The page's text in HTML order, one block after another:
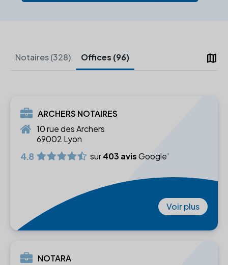
map
Notaires (328) Offices (96)
ARCHERS NOTAIRES
10 rue des Archers
69002 Lyon
4.8 sur403 avisGoogle
Voir plus
NOTARA